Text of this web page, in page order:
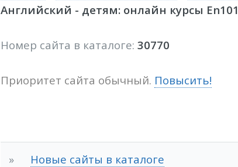
Английский - детям: онлайн курсы En101
Номер сайта в каталоге: 30770
Приоритет сайта обычный. Повысить!
» Новые сайты в каталоге